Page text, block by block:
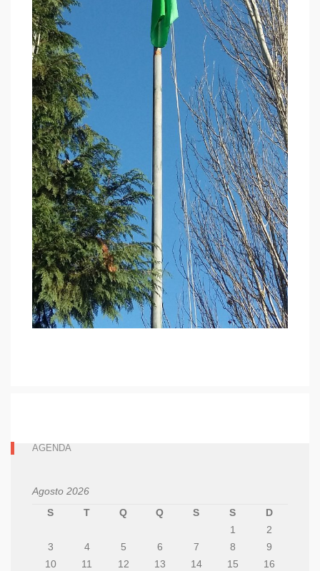
AGENDA
Agosto 2026
S
T Q Q S S
D
1
2
3
4 5 6 7 8
9
10
11 12 13 14 15
16